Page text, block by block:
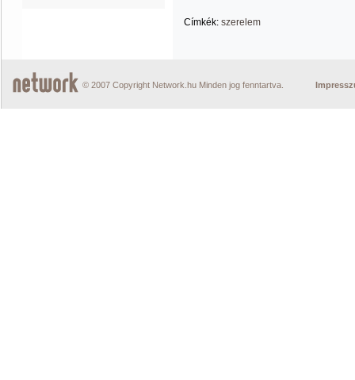
Címkék: szerelem
© 2007 Copyright Network.hu Minden jog fenntartva.